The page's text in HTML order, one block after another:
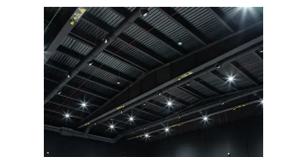
Sentinel
Moniteur de bruit du signal de liaison montante.